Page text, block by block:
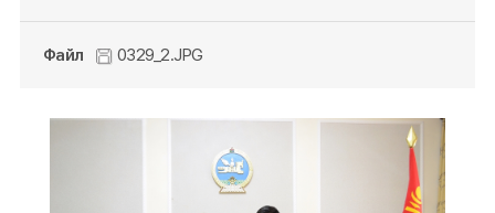
Файл 0329_2.JPG